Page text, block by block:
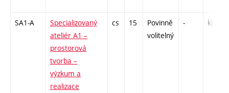
SA1-A
Specializovaný
ateliér A1 –
prostorová
tvorba –
výzkum a
realizace
cs 15
Povinně
volitelný
- kl